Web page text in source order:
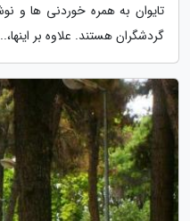
تایوان به همره خوردنی ها و
گردشگران هستند. علاوه بر